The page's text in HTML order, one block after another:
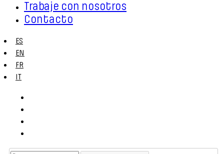
Trabaje con nosotros
Contacto
ES
EN
FR
IT